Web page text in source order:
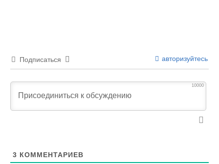
Подписаться авторизуйтесь
10000
3 КОММЕНТАРИЕВ